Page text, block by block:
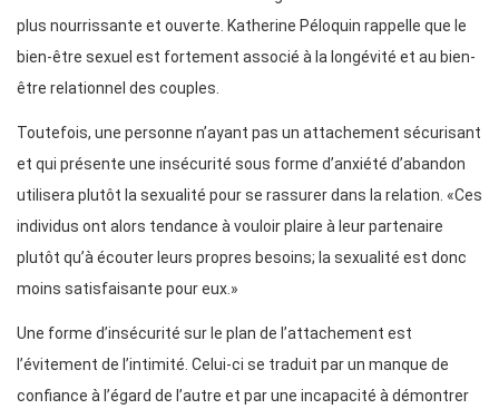
plus nourrissante et ouverte. Katherine Péloquin rappelle que le
bien-être sexuel est fortement associé à la longévité et au bien-
être relationnel des couples.
Toutefois, une personne n’ayant pas un attachement sécurisant
et qui présente une insécurité sous forme d’anxiété d’abandon
utilisera plutôt la sexualité pour se rassurer dans la relation. «Ces
individus ont alors tendance à vouloir plaire à leur partenaire
plutôt qu’à écouter leurs propres besoins; la sexualité est donc
moins satisfaisante pour eux.»
Une forme d’insécurité sur le plan de l’attachement est
l’évitement de l’intimité. Celui-ci se traduit par un manque de
confiance à l’égard de l’autre et par une incapacité à démontrer